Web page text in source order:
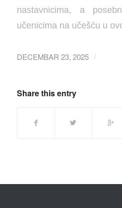
nastavnicima, a
učenicima na učešću u
DECEMBAR 23, 2025 /
Share this entry